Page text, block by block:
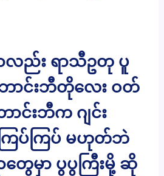
လည်း ရာသီဥတု ပူ
ာင်းဘီတိုလေး ဝတ်
င်းဘီက ဂျင်း
ြပ်ကြပ် မဟုတ်ဘဲ
ာတွေမှာ ပွပွကြီးမို့ ဆို